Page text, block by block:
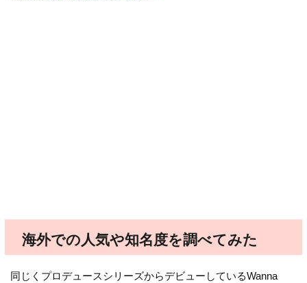
海外での人気や知名度を調べてみた
同じくプロデュースシリーズからデビューしているWanna